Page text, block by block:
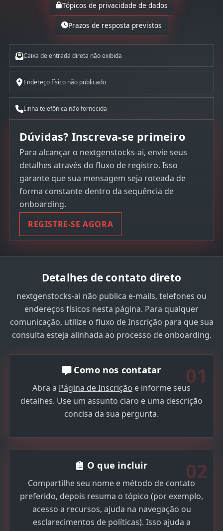
Tópicos de privacidade de dados
Prazos de resposta previstos
Caixa de entrada direta não exibida
Endereço físico não publicado
Linha telefônica não fornecida
Dúvidas? Inscreva-se primeiro
Para alcançar o nextgenstocks-ai, envie seus
detalhes através do fluxo de registro. Isso
garante que sua mensagem seja roteada de
forma constante dentro da sequência de
onboarding.
REGISTRE-SE AGORA
Detalhes de contato direto
nextgenstocks-ai não publica e-mails, telefones ou
endereços físicos nesta página. Para qualquer
comunicação, utilize o fluxo de Inscrição para que sua
consulta esteja alinhada ao processo de onboarding.
01
Como nos contatar
Abra a Página de Inscrição e informe seus
detalhes. Use um assunto claro e uma descrição
concisa da sua pergunta.
02
O que incluir
Compartilhe seu nome e método de contato
preferido, depois resuma o tópico (por exemplo,
acesso a recursos, ajuda na navegação ou
esclarecimentos de políticas). Isso ajuda a